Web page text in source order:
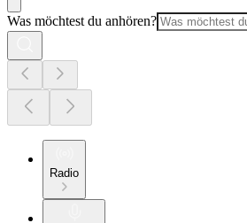
Was möchtest du anhören?
Radio